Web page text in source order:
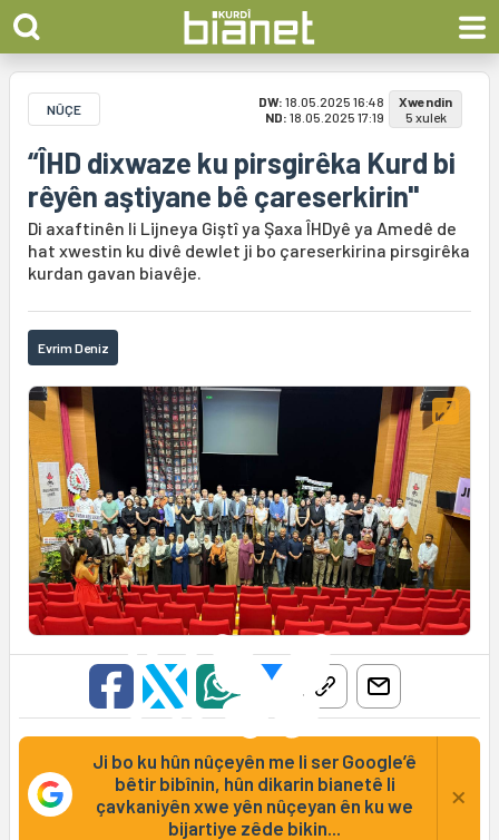
NÛÇE DW: 18.05.2025 16:48
ND: 18.05.2025 17:19
Xwendin
5 xulek
“ÎHD dixwaze ku pirsgirêka Kurd bi
rêyên aştiyane bê çareserkirin"
Di axaftinên li Lijneya Giştî ya Şaxa ÎHDyê ya Amedê de
hat xwestin ku divê dewlet ji bo çareserkirina pirsgirêka
kurdan gavan biavêje.
Evrim Deniz
Ji bo ku hûn nûçeyên me li ser Google’ê
bêtir bibînin, hûn dikarin bianetê li
çavkaniyên xwe yên nûçeyan ên ku we
bijartiye zêde bikin...
×